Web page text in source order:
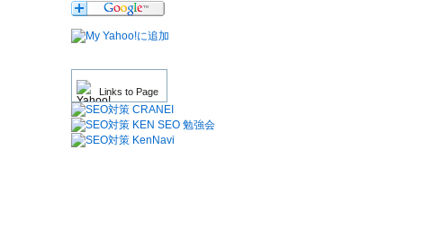
Links to Page